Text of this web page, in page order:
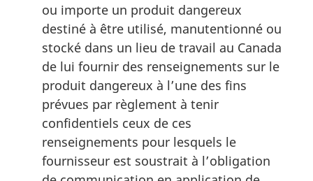
ou importe un produit dangereux
destiné à être utilisé, manutentionné ou
stocké dans un lieu de travail au Canada
de lui fournir des renseignements sur le
produit dangereux à l’une des fins
prévues par règlement à tenir
confidentiels ceux de ces
renseignements pour lesquels le
fournisseur est soustrait à l’obligation